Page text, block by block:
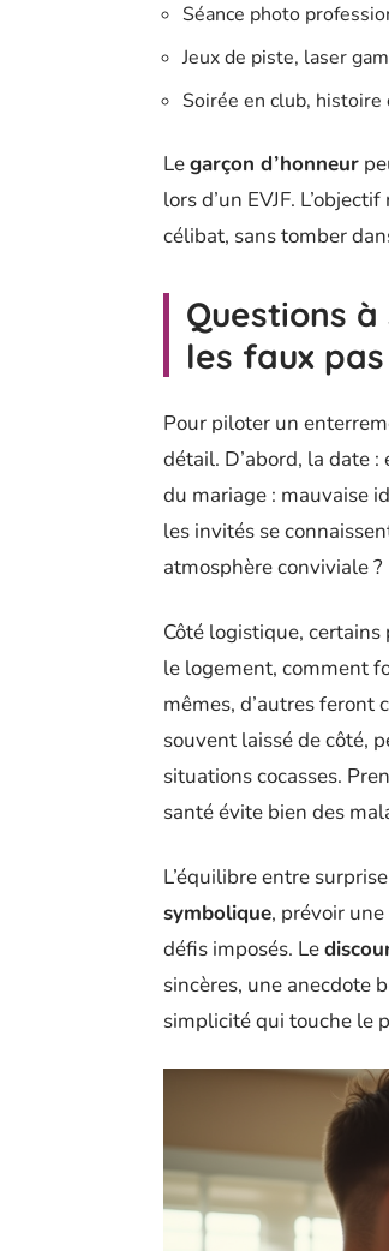
Séance photo
Jeux de piste, laser
Soirée en club,
Legarçon d’honneur
lors d’un EVJF.
célibat, sans tomber
Questions
les faux pas
Pour piloter un
détail. D’abord, la date
du mariage : mauvaise
les invités se
atmosphère conviviale ?
Côté logistique,
le logement, comment
mêmes, d’autres feront
souvent laissé de côté,
situations cocasses.
santé évite bien des
L’équilibre entre
symbolique, prévoir
défis imposés. Le
sincères, une anecdote
simplicité qui touche le